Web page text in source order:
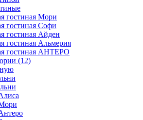
гостиная Мори
гостиная Софи
гостиная Айден
гостиная Альмерия
гостиная АНТЕРО
(12)